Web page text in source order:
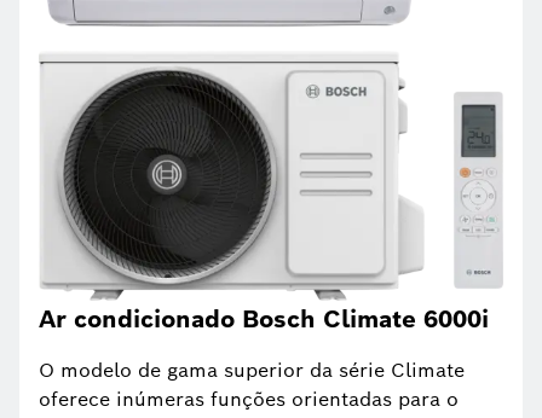
Ar condicionado Bosch Climate 6000i
O modelo de gama superior da série Climate
oferece inúmeras funções orientadas para o